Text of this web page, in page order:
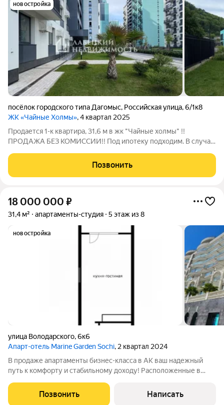
новостройка
посёлок городского типа Дагомыс, Российская улица,6/1к8
ЖК «Чайные Холмы», 4 квартал 2025
Продается 1-к квартира, 31,6 м в жк "Чайные холмы" !!
ПРОДАЖА БЕЗ КОМИССИИ!! Под ипотеку подходим. В случае
поможем с одобрением! ПРО КВАРТИРУ: - Свободная
планировка позволяет воплотить любые
Позвонить
18 000 000 ₽
31,4 м² апартаменты-студия 5 этаж из 8
новостройка
улица Володарского,6к6
Апарт-отель Marine Garden Sochi, 2 квартал 2024
В продаже апартаменты бизнес-класса в AK ваш надежный
путь к комфорту и стабильному доходу! Расположенные в
апартаменты идеальное соединение природной свежести и
городской инфраструктуры.
Позвонить Написать